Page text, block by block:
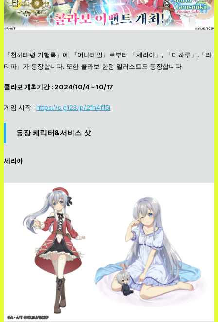
『천하태평 기행록』에 『어나테일』로부터 「세리아」, 「미하루」,「라
티파」가 등장합니다. 또한 콜라보 한정 일러스트도 등장합니다.
콜라보 개최기간 : 2024/10/4～10/17
게임 시작 : https://s.g123.jp/2fh4f15i
등장 캐릭터&서비스 샷
세리아